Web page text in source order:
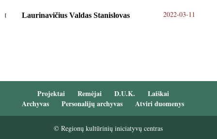
Laurinavičius Valdas Stanislovas 2022-03-11
Projektai Remėjai D.U.K.
Laiškai
Archyvas
Personalijų archyvas Atviri duomenys
© Regionų kultūrinių iniciatyvų centras